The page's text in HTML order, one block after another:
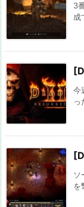
3
成
今
っ
ソ
を